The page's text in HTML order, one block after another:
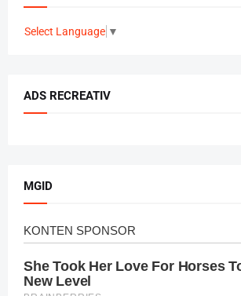
Select Language ▼
ADS RECREATIV
MGID